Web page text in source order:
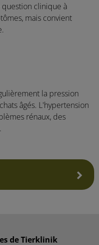
clinique à
mais convient
la pression
âgés. L'hypertension
rénaux, des
de Tierklinik